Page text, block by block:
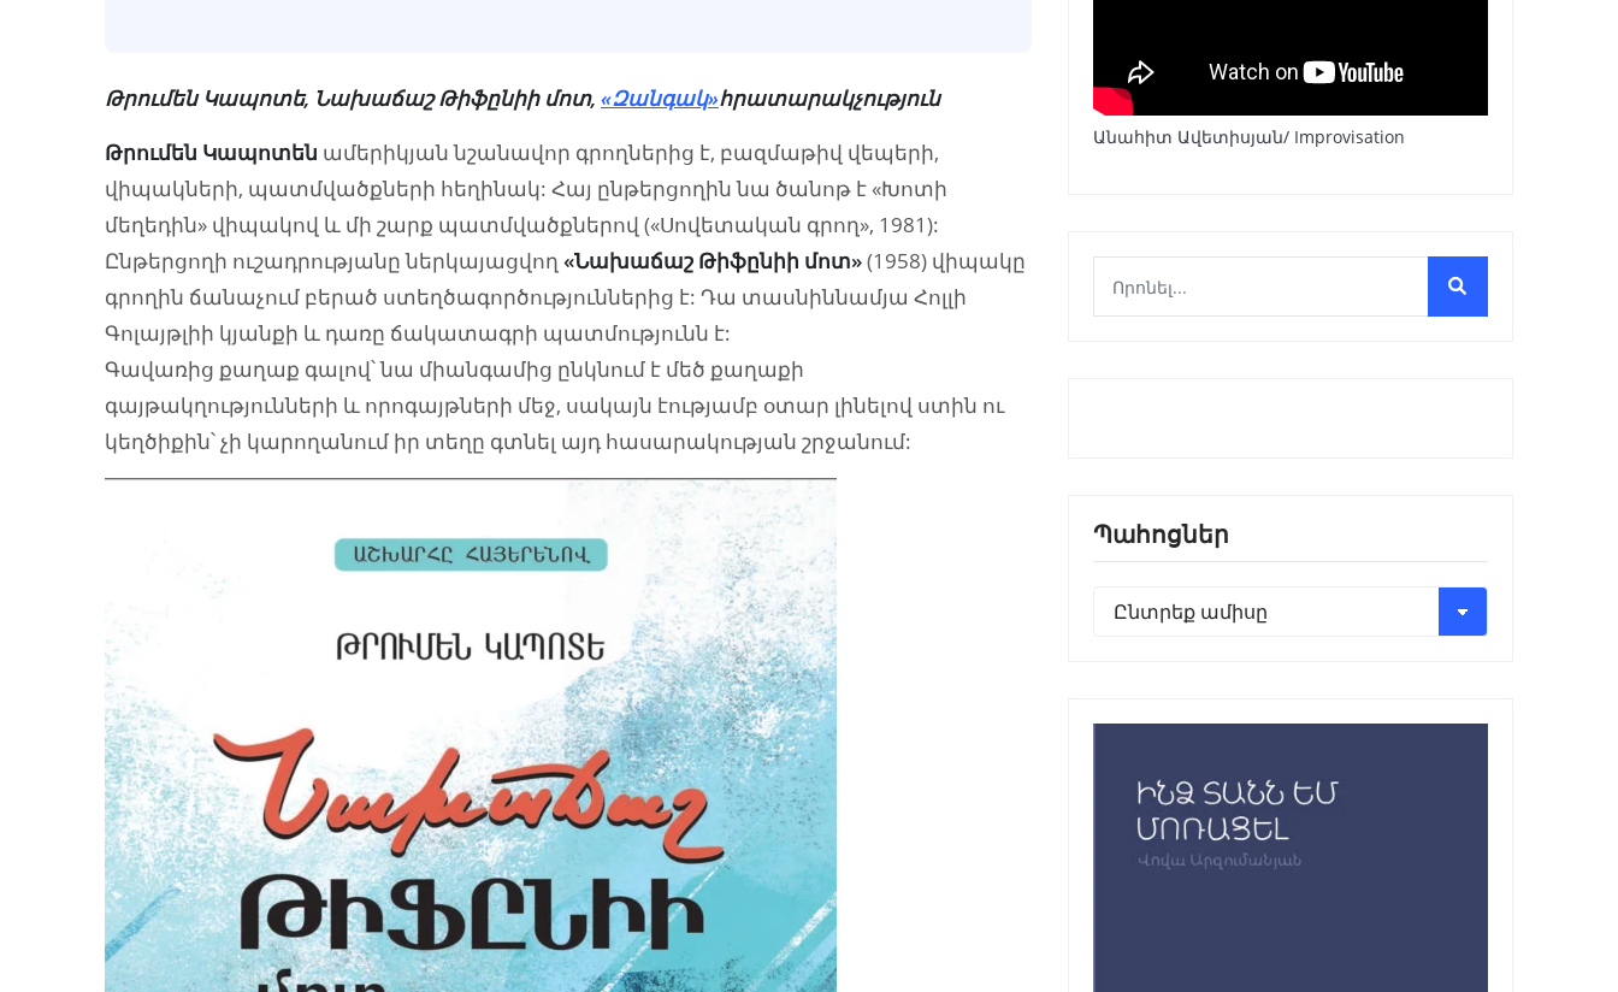
Թրումեն Կապոտե, Նախաճաշ Թիֆընիի մոտ, «Զանգակ»հրատարակչություն
Թրումեն Կապոտեն ամերիկյան նշանավոր գրողներից է, բազմաթիվ վեպերի,
վիպակների, պատմվածքների հեղինակ: Հայ ընթերցողին նա ծանոթ է «Խոտի
մեղեդին» վիպակով և մի շարք պատմվածքներով («Սովետական գրող», 1981):
Ընթերցողի ուշադրությանը ներկայացվող «Նախաճաշ Թիֆընիի մոտ»(1958) վիպակը
գրողին ճանաչում բերած ստեղծագործություններից է: Դա տասնիննամյա Հոլլի
Գոլայթլիի կյանքի և դառը ճակատագրի պատմությունն է:
Գավառից քաղաք գալով՝ նա միանգամից ընկնում է մեծ քաղաքի
գայթակղությունների և որոգայթների մեջ, սակայն էությամբ օտար լինելով ստին ու
կեղծիքին՝ չի կարողանում իր տեղը գտնել այդ հասարակության շրջանում:
Անահիտ Ավետիսյան/ Improvisation
Պահոցներ